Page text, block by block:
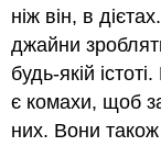
ніж він, в
джайни
будь-якій
є комахи, щоб
них. Вони